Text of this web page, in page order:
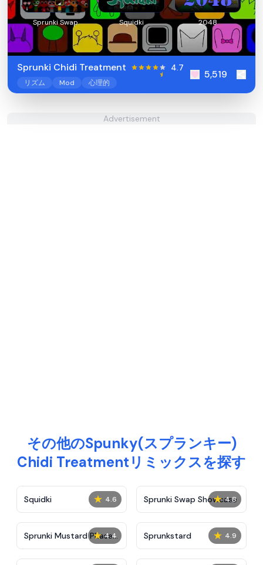
Sprunki Swap Squidki 2048
Sprunki Chidi Treatment 4.7
リズム Mod 心理的
5,519
Advertisement
その他のSpunky(スプランキー)
Chidi Treatmentリミックスを探す
★ 4.6
Squidki ★ 4.8
Sprunki Swap Showcase
★ 4.4
Sprunki Mustard Phase
2
★ 4.9
Sprunkstard